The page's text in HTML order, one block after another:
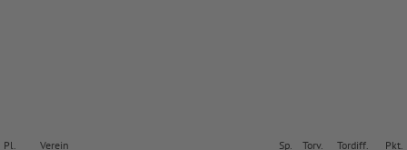
Pl. Verein Sp. Torv. Tordiff. Pkt.